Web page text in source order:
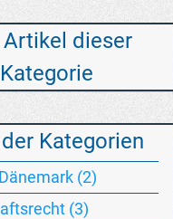
dieser
Kategorie
Kategorien
(2)
(3)